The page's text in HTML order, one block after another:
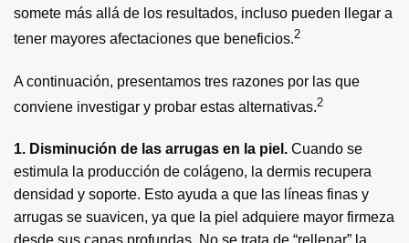
somete más allá de los resultados, incluso pueden llegar a
tener mayores afectaciones que beneficios.2
A continuación, presentamos tres razones por las que
conviene investigar y probar estas alternativas.2
1. Disminución de las arrugas en la piel. Cuando se
estimula la producción de colágeno, la dermis recupera
densidad y soporte. Esto ayuda a que las líneas finas y
arrugas se suavicen, ya que la piel adquiere mayor firmeza
desde sus capas profundas. No se trata de “rellenar” la